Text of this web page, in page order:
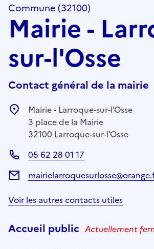
Commune (32100)
Mairie -
sur-l'Osse
Contact général de la mairie
Mairie - Larroque-sur-l'Osse
3 place de la Mairie
32100 Larroque-sur-l'Osse
05 62 28 01 17
Voir les autres contacts utiles
Accueil public Actuellement